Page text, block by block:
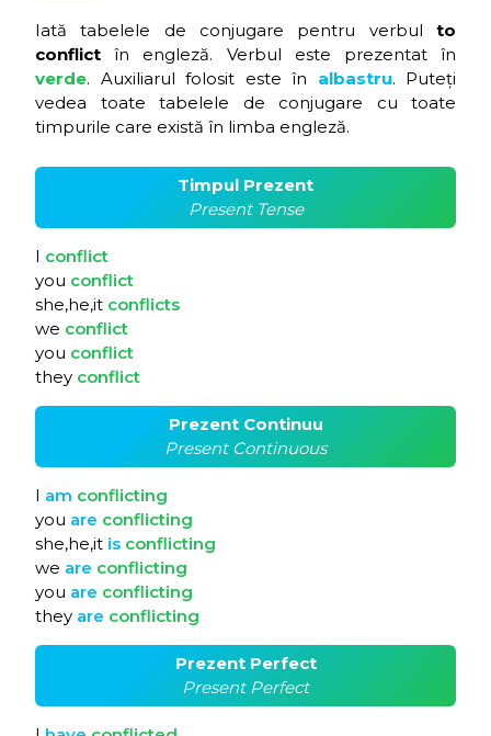
Iată tabelele de conjugare pentru verbul to
conflict în engleză. Verbul este prezentat în
verde. Auxiliarul folosit este în albastru. Puteți
vedea toate tabelele de conjugare cu toate
timpurile care există în limba engleză.
Timpul Prezent
Present Tense
I conflict
you conflict
she,he,it conflicts
we conflict
you conflict
they conflict
Prezent Continuu
Present Continuous
I am conflicting
you are conflicting
she,he,it is conflicting
we are conflicting
you are conflicting
they are conflicting
Prezent Perfect
Present Perfect